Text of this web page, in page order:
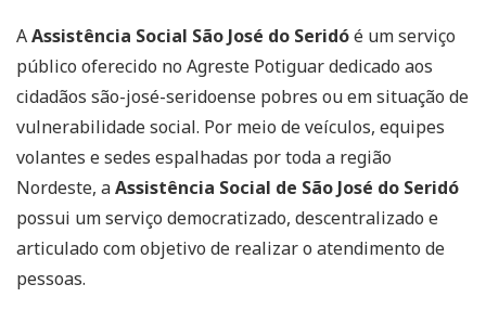
AAssistência Social São José do Seridóé um serviço
público oferecido no Agreste Potiguar dedicado aos
cidadãos são-josé-seridoense pobres ou em situação de
vulnerabilidade social. Por meio de veículos, equipes
volantes e sedes espalhadas por toda a região
Nordeste, aAssistência Social de São José do Seridó
possui um serviço democratizado, descentralizado e
articulado com objetivo de realizar o atendimento de
pessoas.